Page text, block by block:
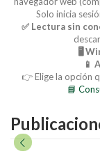
Solo inicia
✅ Lectura sin
🖥️
📱
👉 Elige la opción
📘